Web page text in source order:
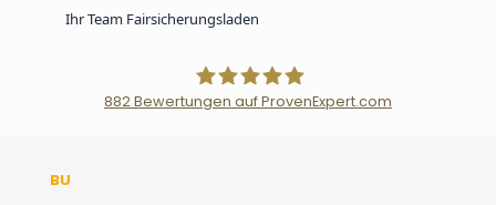
Ihr Team Fairsicherungsladen
882Bewertungen auf ProvenExpert.com
BU